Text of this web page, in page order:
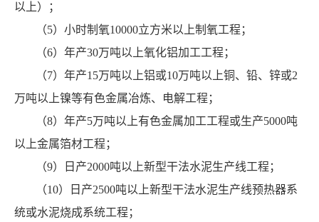
以上）；
（5）小时制氧10000立方米以上制氧工程；
（6）年产30万吨以上氧化铝加工工程；
（7）年产15万吨以上铝或10万吨以上铜、铅、锌或2
万吨以上镍等有色金属冶炼、电解工程；
（8）年产5万吨以上有色金属加工工程或生产5000吨
以上金属箔材工程；
（9）日产2000吨以上新型干法水泥生产线工程；
（10）日产2500吨以上新型干法水泥生产线预热器系
统或水泥烧成系统工程；